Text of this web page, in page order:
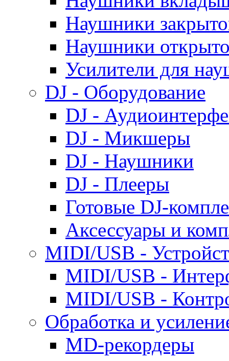
Наушники
Наушники
Усилители для
DJ - Оборудование
DJ -
DJ - Микшеры
DJ - Наушники
DJ - Плееры
Готовые DJ-
Аксессуары и
MIDI/USB -
MIDI/USB -
MIDI/USB -
Обработка и
MD-рекордеры